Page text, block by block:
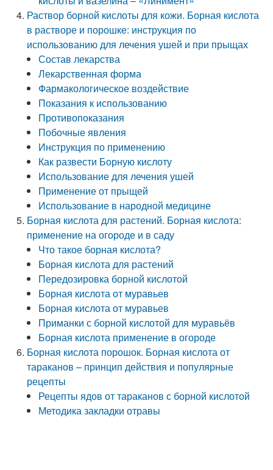
Раствор борной кислоты для кожи. Борная кислота
в растворе и порошке: инструкция по
использованию для лечения ушей и при прыщах
Состав лекарства
Лекарственная форма
Фармакологическое воздействие
Показания к использованию
Противопоказания
Побочные явления
Инструкция по применению
Как развести Борную кислоту
Использование для лечения ушей
Применение от прыщей
Использование в народной медицине
Борная кислота для растений. Борная кислота:
применение на огороде и в саду
Что такое борная кислота?
Борная кислота для растений
Передозировка борной кислотой
Борная кислота от муравьев
Борная кислота от муравьев
Приманки с борной кислотой для муравьёв
Борная кислота применение в огороде
Борная кислота порошок. Борная кислота от
тараканов – принцип действия и популярные
рецепты
Рецепты ядов от тараканов с борной кислотой
Методика закладки отравы